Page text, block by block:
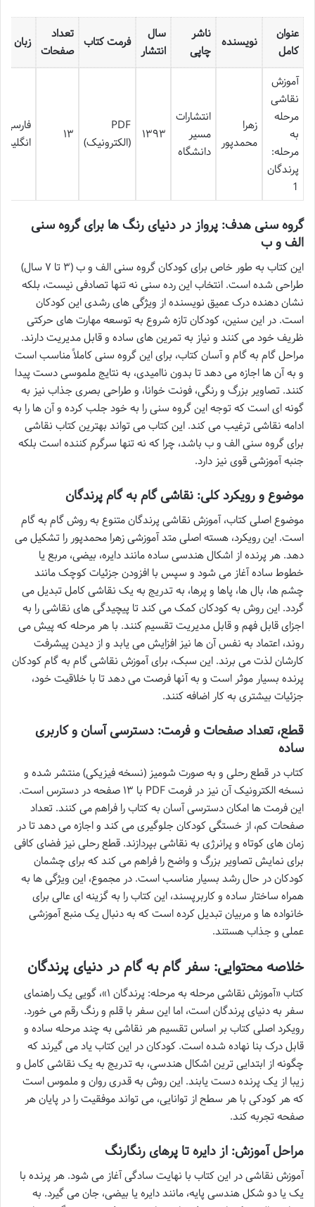
عنوان
کامل
نویسنده
ناشر
چاپی
سال
انتشار
فرمت کتاب
تعداد
صفحات
زبان
آموزش
نقاشی
مرحله
به
مرحله:
پرندگان
1
زهرا
محمدپور
انتشارات
مسیر
دانشگاه
۱۳۹۳
PDF
(الکترونیک)
۱۳
فارسی-
گروه سنی هدف: پرواز در دنیای رنگ ها برای گروه سنی
الف و ب
این کتاب به طور خاص برای کودکان گروه سنی الف و ب (۳ تا ۷ سال)
طراحی شده است. انتخاب این رده سنی نه تنها تصادفی نیست، بلکه
نشان دهنده درک عمیق نویسنده از ویژگی های رشدی این کودکان
است. در این سنین، کودکان تازه شروع به توسعه مهارت های حرکتی
ظریف خود می کنند و نیاز به تمرین های ساده و قابل مدیریت دارند.
مراحل گام به گام و آسان کتاب، برای این گروه سنی کاملاً مناسب است
و به آن ها اجازه می دهد تا بدون ناامیدی، به نتایج ملموسی دست پیدا
کنند. تصاویر بزرگ و رنگی، فونت خوانا، و طراحی بصری جذاب نیز به
گونه ای است که توجه این گروه سنی را به خود جلب کرده و آن ها را به
ادامه نقاشی ترغیب می کند. این کتاب می تواند بهترین کتاب نقاشی
برای گروه سنی الف و ب باشد، چرا که نه تنها سرگرم کننده است بلکه
جنبه آموزشی قوی نیز دارد.
موضوع و رویکرد کلی: نقاشی گام به گام پرندگان
موضوع اصلی کتاب، آموزش نقاشی پرندگان متنوع به روش گام به گام
است. این رویکرد، هسته اصلی متد آموزشی زهرا محمدپور را تشکیل می
دهد. هر پرنده از اشکال هندسی ساده مانند دایره، بیضی، مربع یا
خطوط ساده آغاز می شود و سپس با افزودن جزئیات کوچک مانند
چشم ها، بال ها، پاها و پرها، به تدریج به یک نقاشی کامل تبدیل می
گردد. این روش به کودکان کمک می کند تا پیچیدگی های نقاشی را به
اجزای قابل فهم و قابل مدیریت تقسیم کنند. با هر مرحله که پیش می
روند، اعتماد به نفس آن ها نیز افزایش می یابد و از دیدن پیشرفت
کارشان لذت می برند. این سبک، برای آموزش نقاشی گام به گام کودکان
پرنده بسیار موثر است و به آنها فرصت می دهد تا با خلاقیت خود،
جزئیات بیشتری به کار اضافه کنند.
قطع، تعداد صفحات و فرمت: دسترسی آسان و کاربری
ساده
کتاب در قطع رحلی و به صورت شومیز (نسخه فیزیکی) منتشر شده و
نسخه الکترونیک آن نیز در فرمت PDF با ۱۳ صفحه در دسترس است.
این فرمت ها امکان دسترسی آسان به کتاب را فراهم می کنند. تعداد
صفحات کم، از خستگی کودکان جلوگیری می کند و اجازه می دهد تا در
زمان های کوتاه و پرانرژی به نقاشی بپردازند. قطع رحلی نیز فضای کافی
برای نمایش تصاویر بزرگ و واضح را فراهم می کند که برای چشمان
کودکان در حال رشد بسیار مناسب است. در مجموع، این ویژگی ها به
همراه ساختار ساده و کاربرپسند، این کتاب را به گزینه ای عالی برای
خانواده ها و مربیان تبدیل کرده است که به دنبال یک منبع آموزشی
عملی و جذاب هستند.
خلاصه محتوایی: سفر گام به گام در دنیای پرندگان
کتاب «آموزش نقاشی مرحله به مرحله: پرندگان ۱»، گویی یک راهنمای
سفر به دنیای پرندگان است، اما این سفر با قلم و رنگ رقم می خورد.
رویکرد اصلی کتاب بر اساس تقسیم هر نقاشی به چند مرحله ساده و
قابل درک بنا نهاده شده است. کودکان در این کتاب یاد می گیرند که
چگونه از ابتدایی ترین اشکال هندسی، به تدریج به یک نقاشی کامل و
زیبا از یک پرنده دست یابند. این روش به قدری روان و ملموس است
که هر کودکی با هر سطح از توانایی، می تواند موفقیت را در پایان هر
صفحه تجربه کند.
مراحل آموزش: از دایره تا پرهای رنگارنگ
آموزش نقاشی در این کتاب با نهایت سادگی آغاز می شود. هر پرنده با
یک یا دو شکل هندسی پایه، مانند دایره یا بیضی، جان می گیرد. به